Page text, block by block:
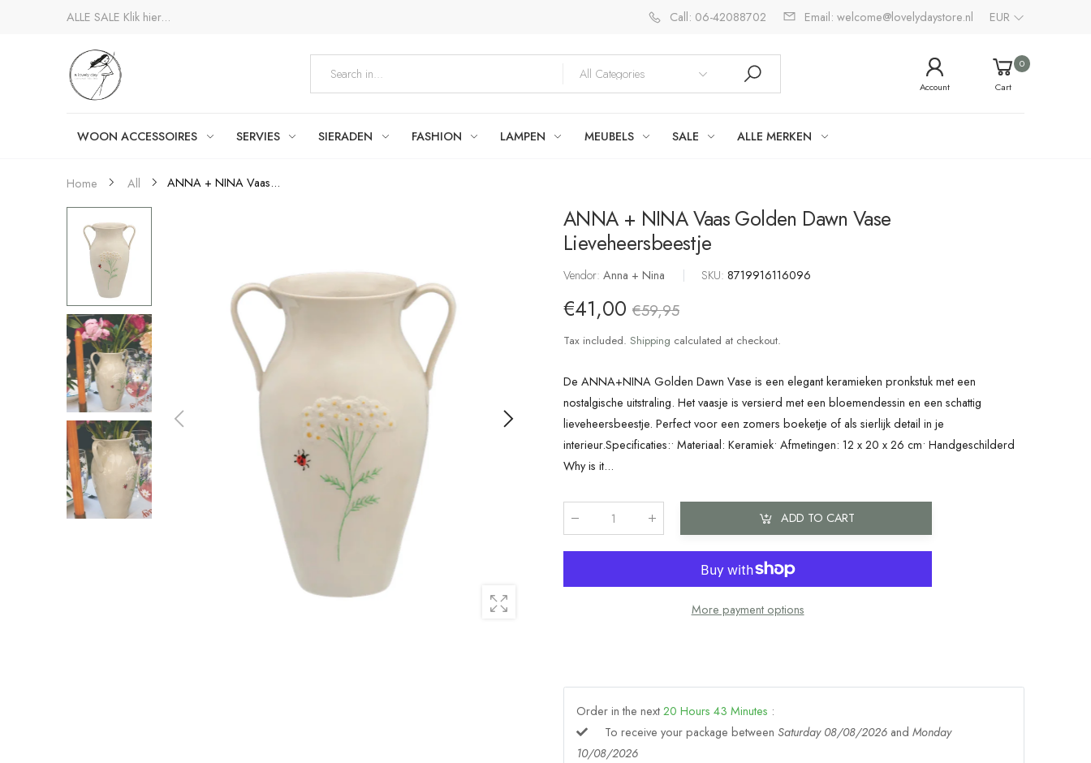
ALLE SALE Klik hier... Call: 06-42088702 Email: welcome@lovelydaystore.nl EUR
Account
0
Cart
WOON ACCESSOIRES SERVIES SIERADEN FASHION LAMPEN MEUBELS SALE ALLE MERKEN
Home All ANNA + NINA Vaas...
ANNA + NINA Vaas Golden Dawn Vase
Lieveheersbeestje
Vendor: Anna + Nina SKU:8719916116096
€41,00 €59,95
Tax included. Shipping calculated at checkout.
De ANNA+NINA Golden Dawn Vase is een elegant keramieken pronkstuk met een
nostalgische uitstraling. Het vaasje is versierd met een bloemendessin en een schattig
lieveheersbeestje. Perfect voor een zomers boeketje of als sierlijk detail in je
interieur.Specificaties:• Materiaal: Keramiek• Afmetingen: 12 x 20 x 26 cm• Handgeschilderd
Why is it...
ADD TO CART
More payment options
Order in the next20 Hours 43 Minutes :
To receive your package betweenSaturday 08/08/2026 andMonday
10/08/2026